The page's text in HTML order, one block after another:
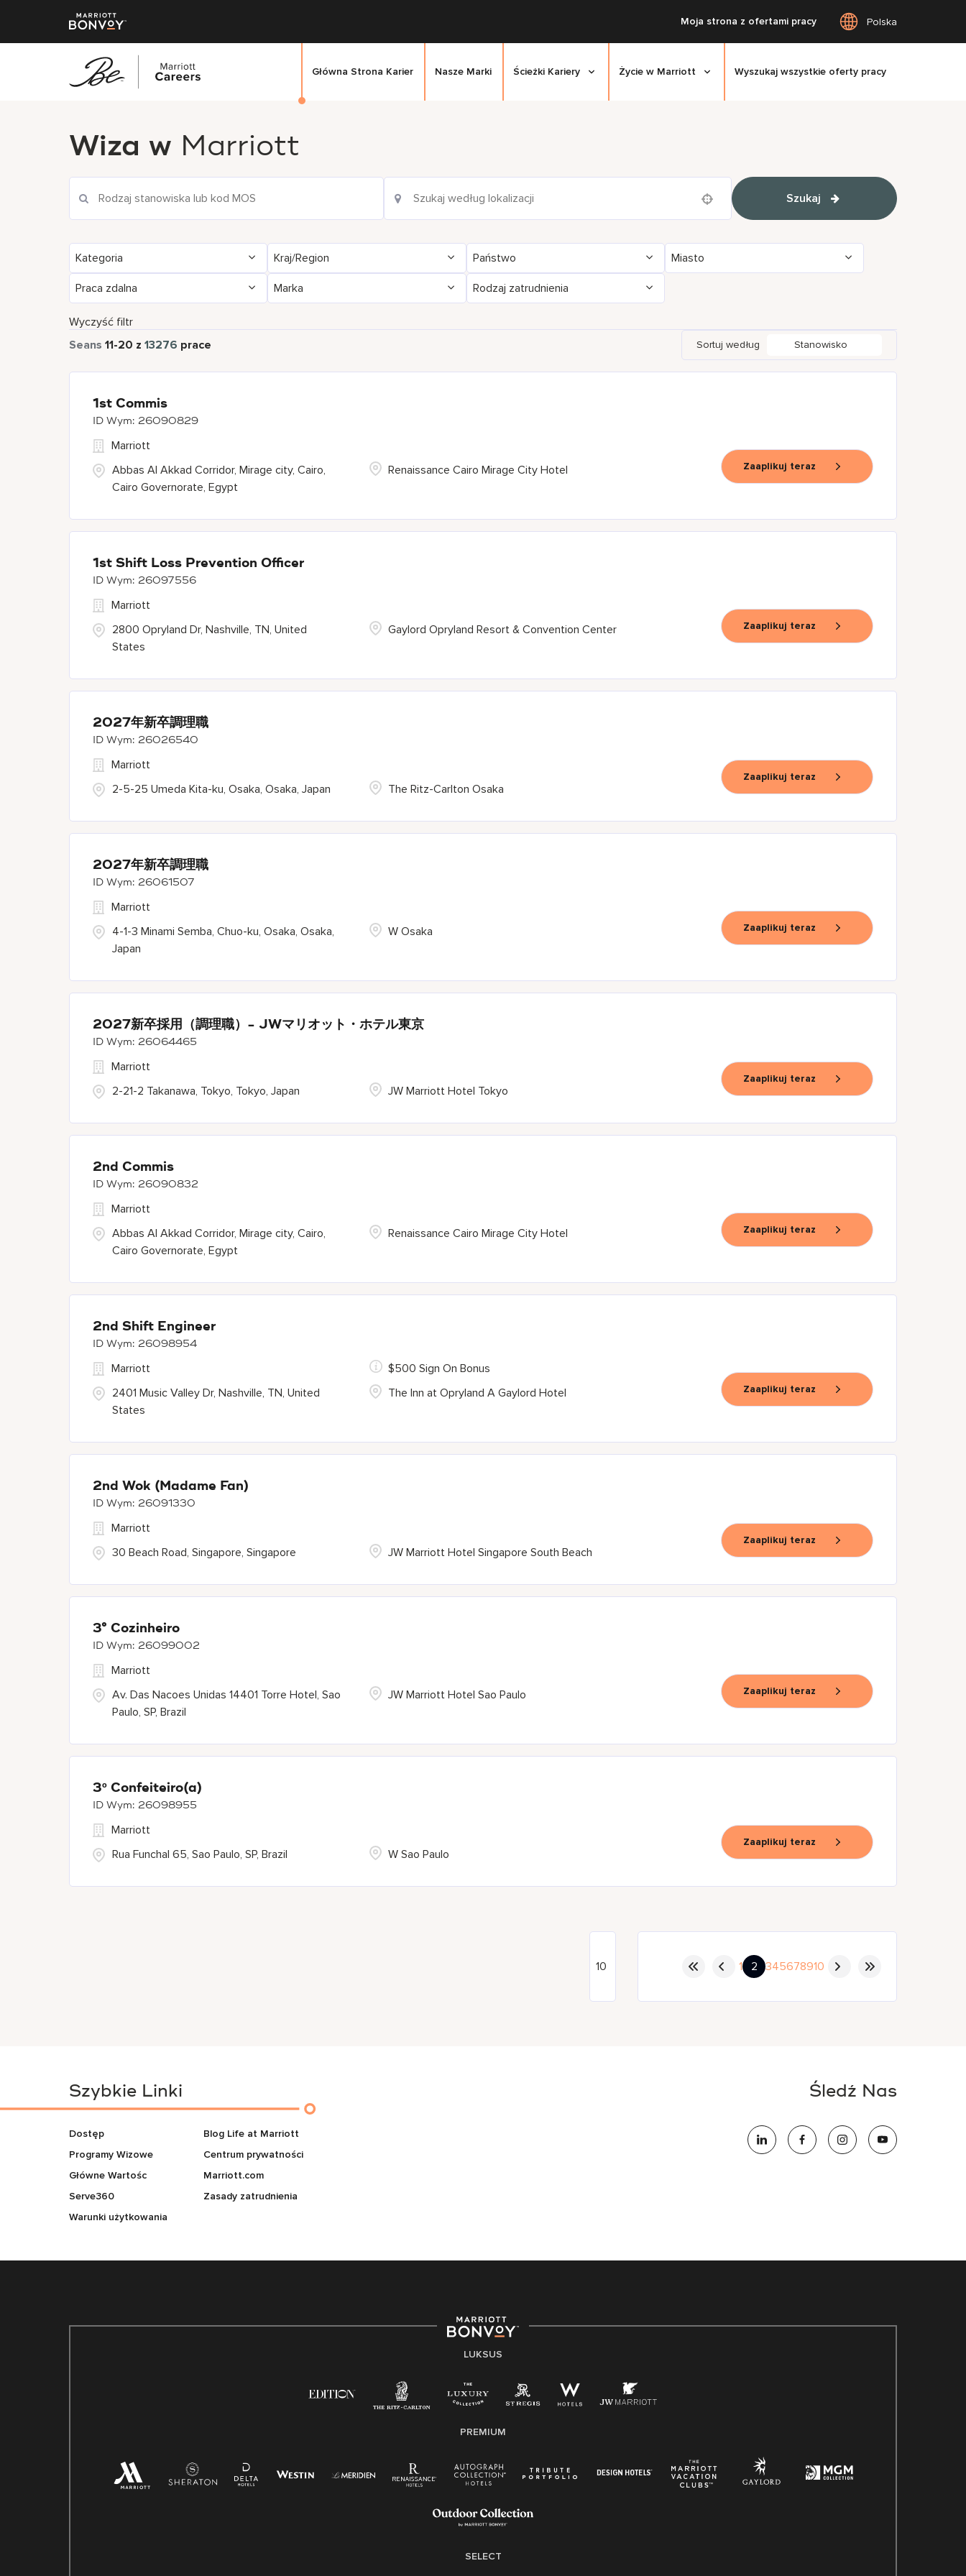
Moja strona z ofertami pracy Polska
Główna Strona Karier Nasze Marki Ścieżki Kariery Życie w Marriott Wyszukaj wszystkie oferty pracy
Wiza w Marriott
Szukaj
Kategoria Kraj/Region Państwo Miasto
Praca zdalna Marka Rodzaj zatrudnienia
Wyczyść filtr
Seans 11-20 z 13276 prace Sortuj według Stanowisko
1st Commis
26090829
Abbas Al Akkad Corridor, Mirage city, Cairo,
Cairo Governorate, Egypt
Marriott
Renaissance Cairo Mirage City Hotel
Zaaplikuj teraz
1st Shift Loss Prevention Officer
26097556
2800 Opryland Dr, Nashville, TN, United
States
Marriott
Gaylord Opryland Resort & Convention Center
Zaaplikuj teraz
2027年新卒調理職
26026540
2-5-25 Umeda Kita-ku, Osaka, Osaka, Japan
Marriott
The Ritz-Carlton Osaka
Zaaplikuj teraz
2027年新卒調理職
26061507
4-1-3 Minami Semba, Chuo-ku, Osaka, Osaka,
Japan
Marriott
W Osaka
Zaaplikuj teraz
2027新卒採用（調理職）- JWマリオット・ホテル東京
26064465
2-21-2 Takanawa, Tokyo, Tokyo, Japan
Marriott
JW Marriott Hotel Tokyo
Zaaplikuj teraz
2nd Commis
26090832
Abbas Al Akkad Corridor, Mirage city, Cairo,
Cairo Governorate, Egypt
Marriott
Renaissance Cairo Mirage City Hotel
Zaaplikuj teraz
2nd Shift Engineer
26098954
2401 Music Valley Dr, Nashville, TN, United
States
Marriott
The Inn at Opryland A Gaylord Hotel
$500 Sign On Bonus
Zaaplikuj teraz
2nd Wok (Madame Fan)
26091330
30 Beach Road, Singapore, Singapore
Marriott
JW Marriott Hotel Singapore South Beach
Zaaplikuj teraz
3° Cozinheiro
26099002
Av. Das Nacoes Unidas 14401 Torre Hotel, Sao
Paulo, SP, Brazil
Marriott
JW Marriott Hotel Sao Paulo
Zaaplikuj teraz
3º Confeiteiro(a)
26098955
Rua Funchal 65, Sao Paulo, SP, Brazil
Marriott
W Sao Paulo
Zaaplikuj teraz
1 2 345678910
Szybkie Linki
Dostęp
Programy Wizowe
Główne Wartośc
Serve360
Warunki użytkowania
Blog Life at Marriott
Centrum prywatności
Marriott.com
Zasady zatrudnienia
Śledź Nas
LUKSUS
PREMIUM
SELECT